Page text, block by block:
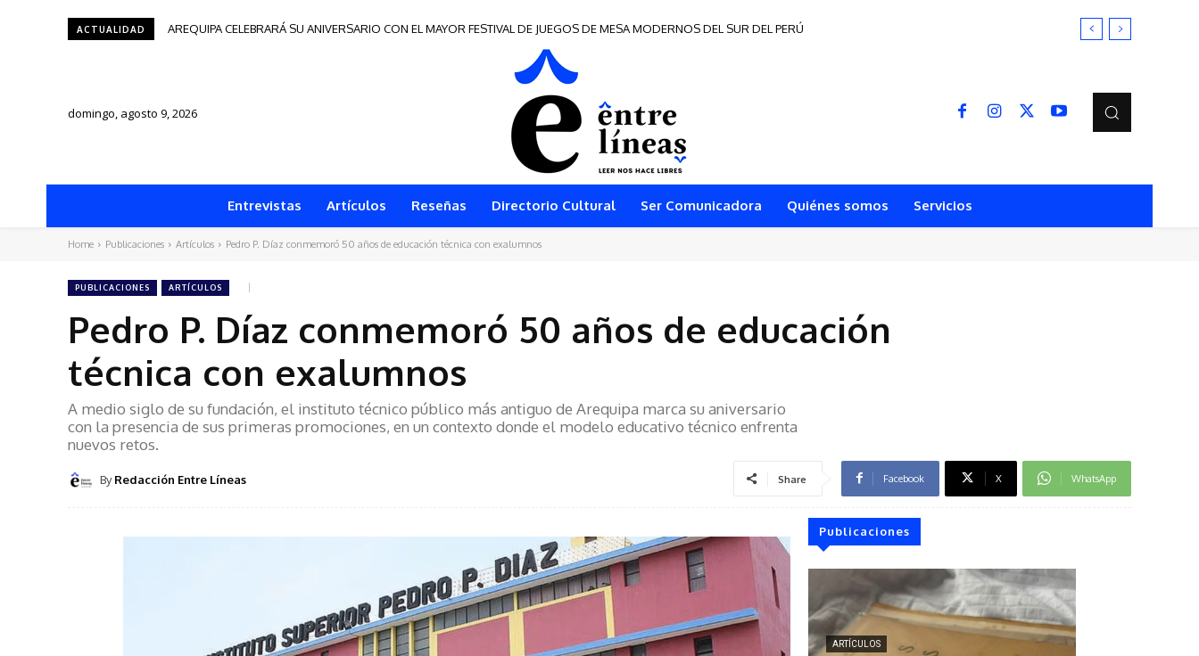
ACTUALIDAD AREQUIPA CELEBRARÁ SU ANIVERSARIO CON EL MAYOR FESTIVAL DE JUEGOS DE MESA MODERNOS DEL SUR DEL PERÚ
Tacna será sede del Festival de Autores de Frontera 2026
domingo, agosto 9, 2026
Entrevistas Artículos Reseñas Directorio Cultural Ser Comunicadora Quiénes somos Servicios
Home Publicaciones Artículos Pedro P. Díaz conmemoró 50 años de educación técnica con exalumnos
PUBLICACIONES ARTÍCULOS
Pedro P. Díaz conmemoró 50 años de educación
técnica con exalumnos
A medio siglo de su fundación, el instituto técnico público más antiguo de Arequipa marca su aniversario
con la presencia de sus primeras promociones, en un contexto donde el modelo educativo técnico enfrenta
nuevos retos.
By Redacción Entre Líneas Share Facebook X WhatsApp
Publicaciones
ARTÍCULOS